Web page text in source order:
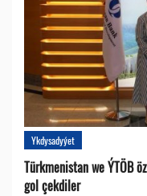
Ykdysadyýet
Türkmenistan we ÝTÖB
gol çekdiler